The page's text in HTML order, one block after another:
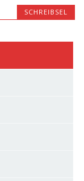
SCHREIBSEL